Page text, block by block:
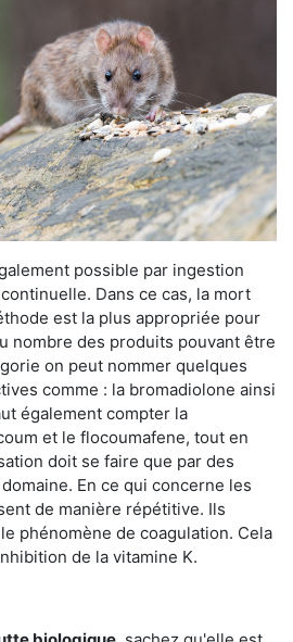
possible par ingestion
Dans ce cas, la mort
est la plus appropriée pour
nombre des produits pouvant être
on peut nommer quelques
comme : la bromadiolone ainsi
également compter la
et le flocoumafene, tout en
doit se faire que par des
En ce qui concerne les
de manière répétitive. Ils
phénomène de coagulation. Cela
de la vitamine K.